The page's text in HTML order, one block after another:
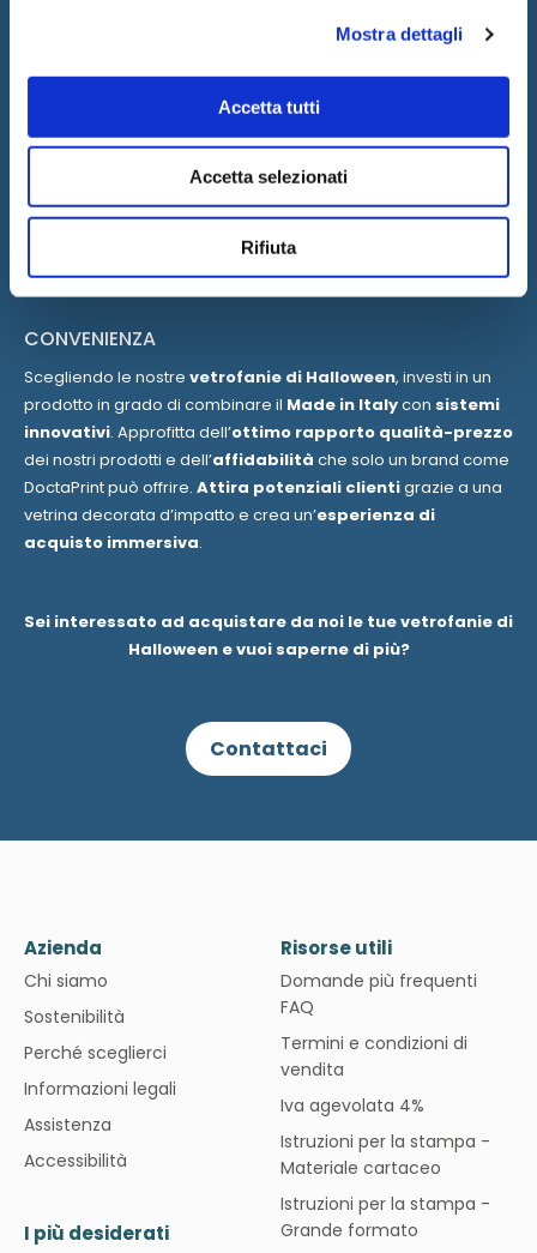
Mostra dettagli
Accetta tutti
Accetta selezionati
Rifiuta
Inoltre, iprodotti DoctaPrint possono essere applicati
, sfruttando l’azione dimicro-ventose
pellicole elettrostaticheper evitare la formazione di bolle
Le nostre vetrofanie sonoaltamente personalizzabiliper
venire incontro alle esigenze più disparate e
passanti in modo chiaro
CONVENIENZA
Scegliendo le nostre vetrofanie di Halloween, investi in un
prodotto in grado di combinare il Made in Italycon sistemi
innovativi. Approfitta dell’ottimo rapporto qualità-prezzo
dei nostri prodotti e dell’affidabilità che solo un brand come
DoctaPrint può offrire. Attira potenziali clientigrazie a una
vetrina decorata d’impatto e crea un’esperienza di
acquisto immersiva.
Sei interessato ad acquistare da noi le tue vetrofanie di
Halloween e vuoi saperne di più?
Contattaci
Azienda
Chi siamo
Sostenibilità
Perché sceglierci
Informazioni legali
Assistenza
Accessibilità
Risorse utili
Domande più frequenti
FAQ
Termini e condizioni di
vendita
Iva agevolata 4%
Istruzioni per la stampa -
Materiale cartaceo
Istruzioni per la stampa -
Grande formato
I più desiderati